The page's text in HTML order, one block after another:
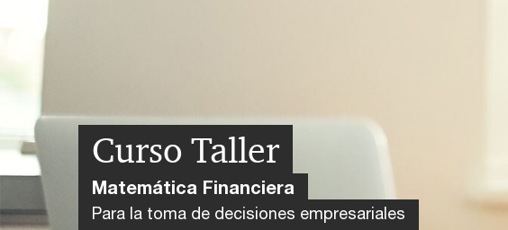
Curso Taller
Matemática Financiera
Para la toma de decisiones empresariales